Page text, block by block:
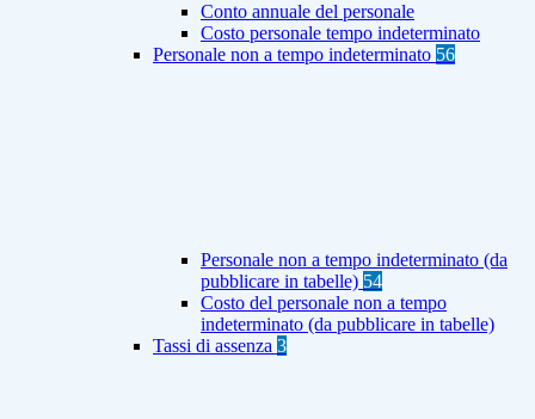
Conto annuale del personale
Costo personale tempo indeterminato
Personale non a tempo indeterminato 56
Personale non a tempo indeterminato (da
pubblicare in tabelle) 54
Costo del personale non a tempo
indeterminato (da pubblicare in tabelle)
Tassi di assenza 3